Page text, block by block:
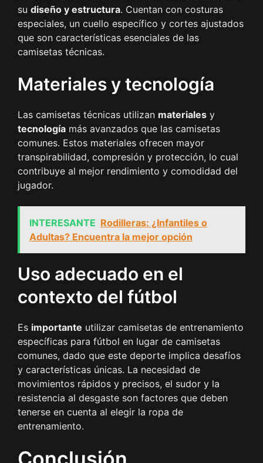
su diseño y estructura. Cuentan con costuras
especiales, un cuello específico y cortes ajustados
que son características esenciales de las
camisetas técnicas.
Materiales y tecnología
Las camisetas técnicas utilizan materiales y
tecnología más avanzados que las camisetas
comunes. Estos materiales ofrecen mayor
transpirabilidad, compresión y protección, lo cual
contribuye al mejor rendimiento y comodidad del
jugador.
INTERESANTE Rodilleras: ¿Infantiles o
Adultas? Encuentra la mejor opción
Uso adecuado en el
contexto del fútbol
Es importante utilizar camisetas de entrenamiento
específicas para fútbol en lugar de camisetas
comunes, dado que este deporte implica desafíos
y características únicas. La necesidad de
movimientos rápidos y precisos, el sudor y la
resistencia al desgaste son factores que deben
tenerse en cuenta al elegir la ropa de
entrenamiento.